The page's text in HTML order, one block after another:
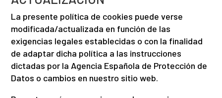
La presente política de cookies puede verse
modificada/actualizada en función de las
exigencias legales establecidas o con la finalidad
de adaptar dicha política a las instrucciones
dictadas por la Agencia Española de Protección de
Datos o cambios en nuestro sitio web.